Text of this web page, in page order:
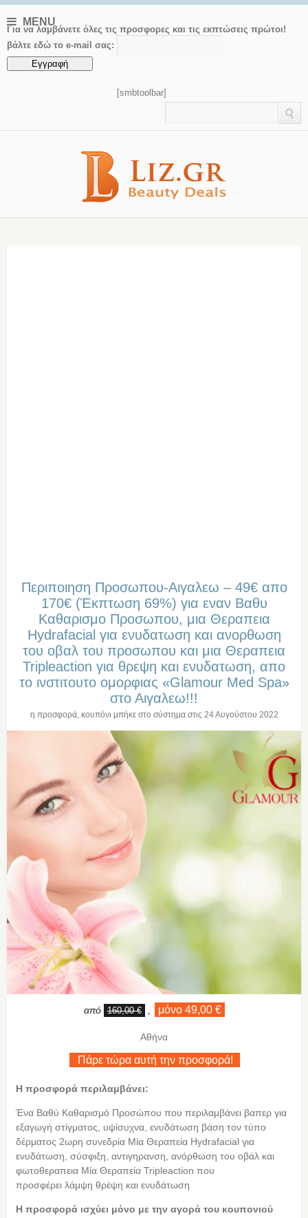
MENU
Για να λαμβάνετε όλες τις προσφορες και τις εκπτώσεις πρώτοι!
βάλτε εδώ το e-mail σας:
[smbtoolbar]
Περιποιηση Προσωπου-Αιγαλεω – 49€ απο
170€ (Έκπτωση 69%) για εναν Βαθυ
Καθαρισμο Προσωπου, μια Θεραπεια
Hydrafacial για ενυδατωση και ανορθωση
του οβαλ του προσωπου και μια Θεραπεια
Tripleaction για θρεψη και ενυδατωση, απο
το ινστιτουτο ομορφιας «Glamour Med Spa»
στο Αιγαλεω!!!
η προσφορά, κουπόνι μπήκε στο σύστημα στις 24 Αυγούστου 2022
από 160,00 € μόνο 49,00 €
Αθήνα
Πάρε τώρα αυτή την προσφορά!
Η προσφορά περιλαμβάνει:
Ένα Βαθύ Καθαρισμό Προσώπου που περιλαμβάνει βαπερ για
εξαγωγή στίγματος, υψίσυχνα, ενυδάτωση βάση τον τύπο
δέρματος 2ωρη συνεδρία Μία Θεραπεία Hydrafacial για
ενυδάτωση, σύσφιξη, αντιγηρανση, ανόρθωση του οβάλ και
φωτοθεραπεια Μία Θεραπεία Tripleaction που
προσφέρει λάμψη θρέψη και ενυδάτωση
Η προσφορά ισχύει μόνο με την αγορά του κουπονιού